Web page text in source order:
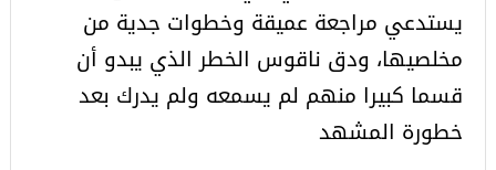
يستدعي مراجعة عميقة وخطوات جدية من
مخلصيها، ودق ناقوس الخطر الذي يبدو أن
قسما كبيرا منهم لم يسمعه ولم يدرك بعد
خطورة المشهد